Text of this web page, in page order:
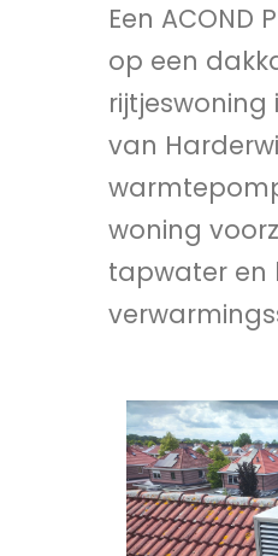
Een ACOND
op een
van
woning
tapwater en